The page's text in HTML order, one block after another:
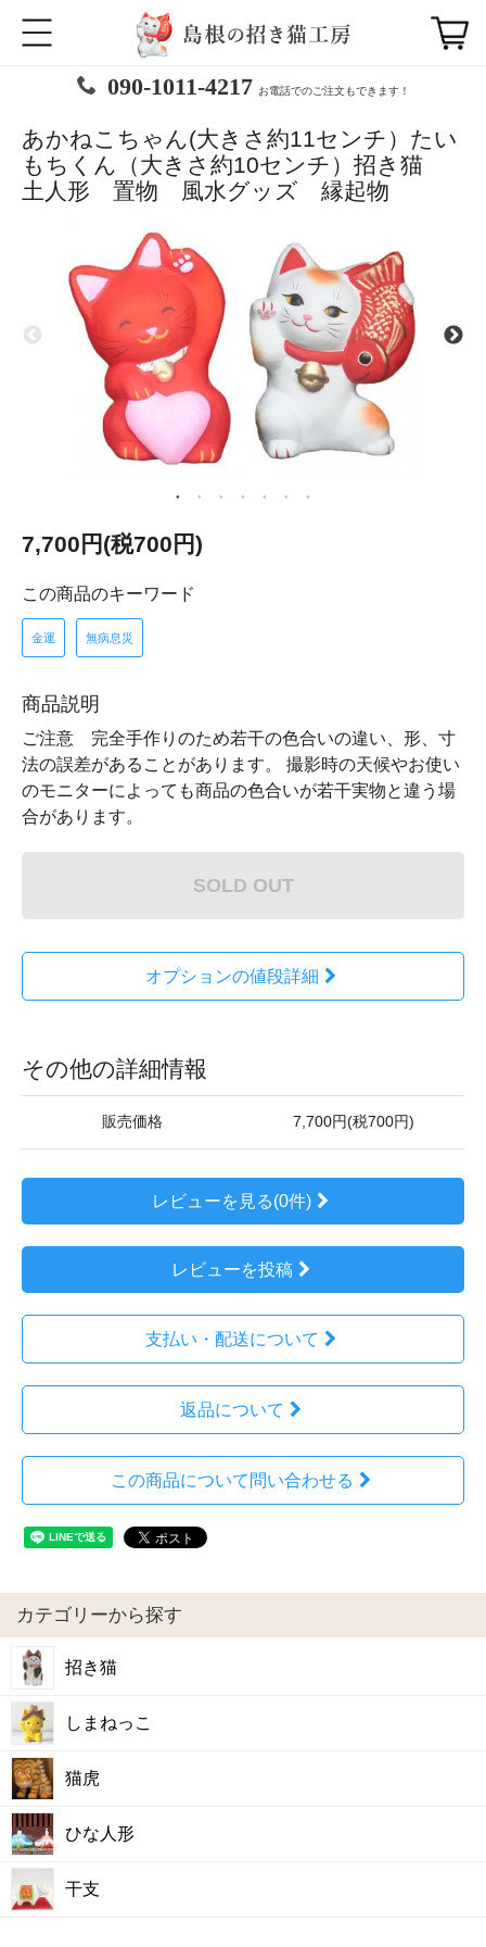
090-1011-4217 お電話でのご注文もできます！
あかねこちゃん(大きさ約11センチ）たい
もちくん（大きさ約10センチ）招き猫
土人形 置物 風水グッズ 縁起物
7,700円(税700円)
この商品のキーワード
金運 無病息災
商品説明
ご注意 完全手作りのため若干の色合いの違い、形、寸
法の誤差があることがあります。 撮影時の天候やお使い
のモニターによっても商品の色合いが若干実物と違う場
合があります。
SOLD OUT
オプションの値段詳細
その他の詳細情報
販売価格 7,700円(税700円)
レビューを見る(0件)
レビューを投稿
支払い・配送について
返品について
この商品について問い合わせる
カテゴリーから探す
招き猫
しまねっこ
猫虎
ひな人形
干支